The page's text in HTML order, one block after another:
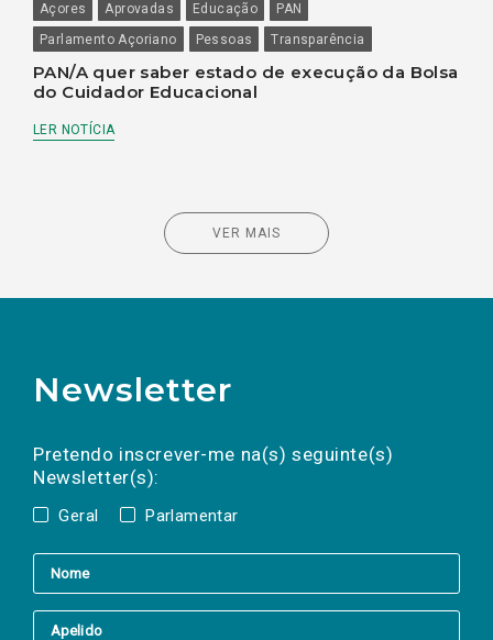
Açores Aprovadas Educação
PAN
Parlamento Açoriano
Pessoas Transparência
PAN/A quer saber estado de execução da Bolsa
do Cuidador Educacional
LER NOTÍCIA
VER MAIS
Newsletter
Pretendo inscrever-me na(s) seguinte(s)
Newsletter(s):
Geral Parlamentar
a(s) newsletter(s).
mail